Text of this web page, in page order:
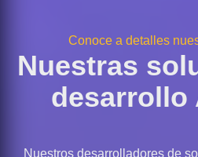
Conoce a detalles
Nuestras
desarrollo
Nuestros desarrolladores de